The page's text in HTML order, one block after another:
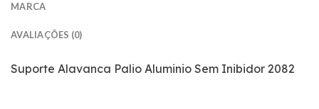
MARCA
AVALIAÇÕES (0)
Suporte Alavanca Palio Aluminio Sem Inibidor 2082